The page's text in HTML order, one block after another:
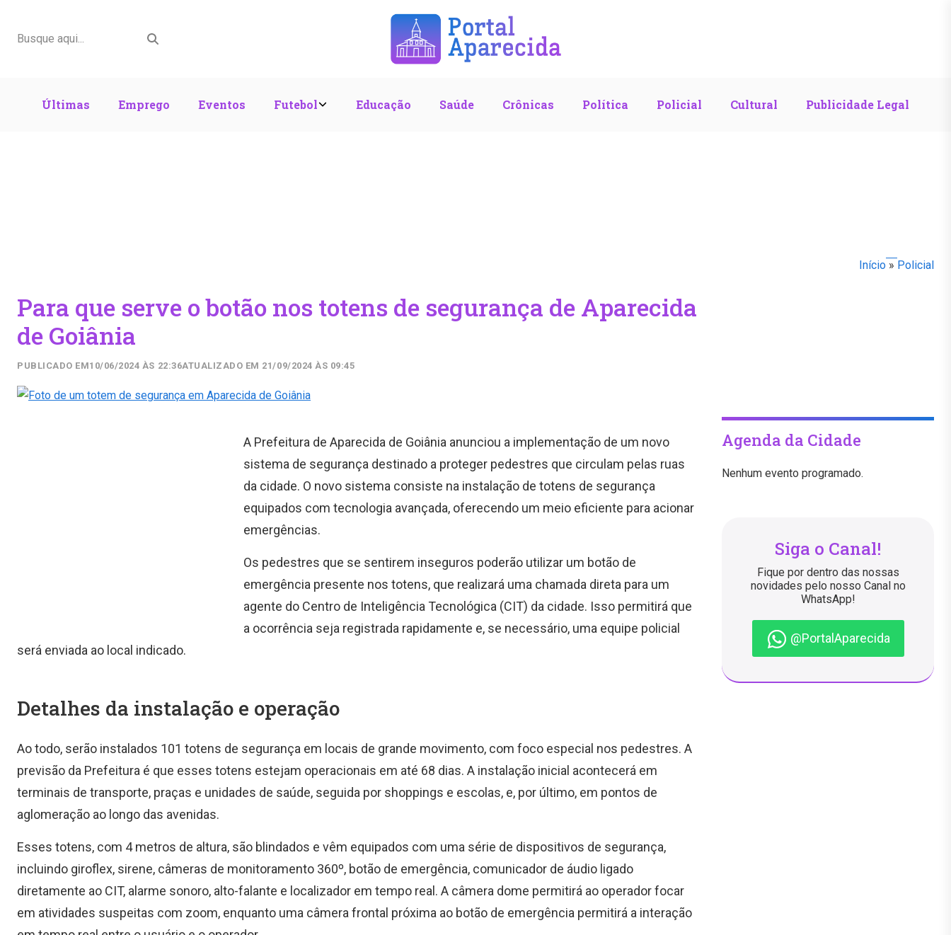
Últimas Emprego Eventos Futebol Educação Saúde Crônicas Política Policial Cultural Publicidade Legal
Início » Policial
Para que serve o botão nos totens de segurança de Aparecida
de Goiânia
PUBLICADO EM10/06/2024 ÀS 22:36ATUALIZADO EM 21/09/2024 ÀS 09:45
A Prefeitura de Aparecida de Goiânia anunciou a implementação de um novo
sistema de segurança destinado a proteger pedestres que circulam pelas ruas
da cidade. O novo sistema consiste na instalação de totens de segurança
equipados com tecnologia avançada, oferecendo um meio eficiente para acionar
emergências.
Os pedestres que se sentirem inseguros poderão utilizar um botão de
emergência presente nos totens, que realizará uma chamada direta para um
agente do Centro de Inteligência Tecnológica (CIT) da cidade. Isso permitirá que
a ocorrência seja registrada rapidamente e, se necessário, uma equipe policial
será enviada ao local indicado.
Detalhes da instalação e operação
Ao todo, serão instalados 101 totens de segurança em locais de grande movimento, com foco especial nos pedestres. A
previsão da Prefeitura é que esses totens estejam operacionais em até 68 dias. A instalação inicial acontecerá em
terminais de transporte, praças e unidades de saúde, seguida por shoppings e escolas, e, por último, em pontos de
aglomeração ao longo das avenidas.
Esses totens, com 4 metros de altura, são blindados e vêm equipados com uma série de dispositivos de segurança,
incluindo giroflex, sirene, câmeras de monitoramento 360º, botão de emergência, comunicador de áudio ligado
diretamente ao CIT, alarme sonoro, alto-falante e localizador em tempo real. A câmera dome permitirá ao operador focar
em atividades suspeitas com zoom, enquanto uma câmera frontal próxima ao botão de emergência permitirá a interação
Agenda da Cidade
Nenhum evento programado.
Siga o Canal!
Fique por dentro das nossas
novidades pelo nosso Canal no
WhatsApp!
@PortalAparecida